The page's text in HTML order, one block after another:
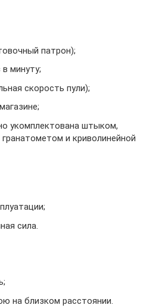
патрон);
минуту;
скорость пули);
укомплектована штыком,
и криволинейной
сила.
на близком расстоянии.